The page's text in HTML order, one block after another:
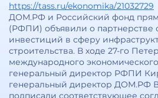
https://tass.ru/ekonomika/21032729
ДОМ.РФ и Российский фонд
(РФПИ) объявили о партнерстве
инвестиций в сферу
строительства. В ходе 27-го
международного
генеральный директор РФПИ
генеральный директор ДОМ.РФ
подписали соответствующее